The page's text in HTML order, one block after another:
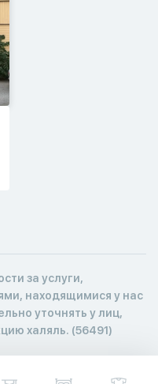
за услуги,
находящимися у нас
уточнять у лиц,
халяль. (56491)